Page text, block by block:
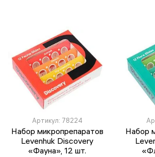
Артикул: 78224
Набор микропрепаратов
Levenhuk Discovery
«Фауна», 12 шт.
Набор